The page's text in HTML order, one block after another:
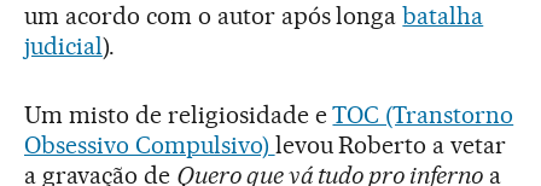
um acordo com o autor após longabatalha
judicial).
Um misto de religiosidade eTOC (Transtorno
Obsessivo Compulsivo) levou Roberto a vetar
a gravação de Quero que vá tudo pro inferno a